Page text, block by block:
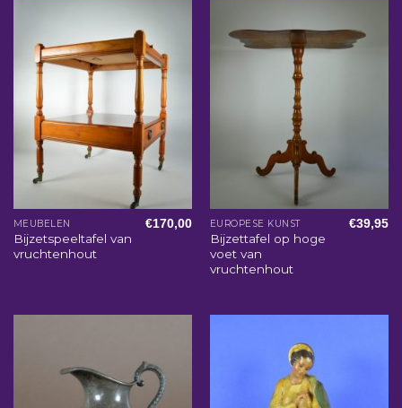
MEUBELEN
Bijzetspeeltafel van
vruchtenhout
€170,00 EUROPESE KUNST
Bijzettafel op hoge
voet van
vruchtenhout
€39,95